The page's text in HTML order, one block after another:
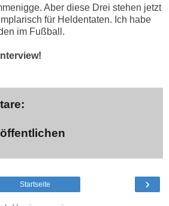
Aber diese Drei stehen jetzt
für Heldentaten. Ich habe
im Fußball.
›
Startseite